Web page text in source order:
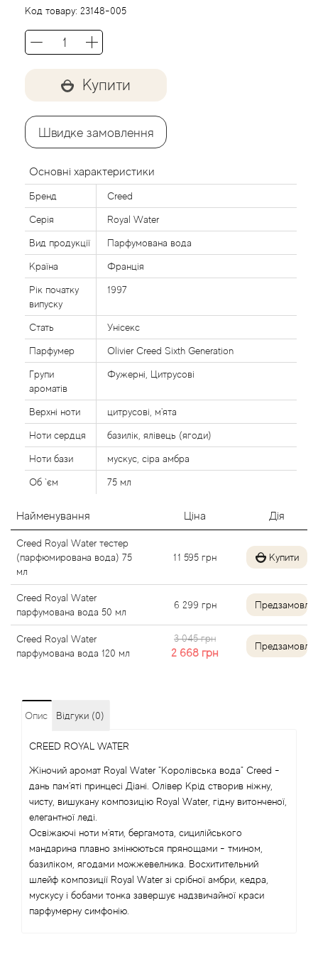
Код товару: 23148-005
Купити
Швидке замовлення
Основні характеристики
Бренд Creed
Серія Royal Water
Вид продукції Парфумована вода
Країна Франція
Рік початку
випуску
1997
Стать Унісекс
Парфумер Olivier Creed Sixth Generation
Групи
ароматів
Фужерні, Цитрусові
Верхні ноти цитрусові, м'ята
Ноти сердця базилік, ялівець (ягоди)
Ноти бази мускус, сіра амбра
Об `єм 75 мл
Найменування Ціна Дія
Creed Royal Water тестер
(парфюмирована вода) 75
мл
11 595 грн Купити
Creed Royal Water
парфумована вода 50 мл
6 299 грн
Creed Royal Water
парфумована вода 120 мл
3 045 грн
2 668 грн
Опис Відгуки (0)
CREED ROYAL WATER
Жіночий аромат Royal Water "Королівська вода" Creed -
дань пам'яті принцесі Діані. Олівер Крід створив ніжну,
чисту, вишукану композицію Royal Water, гідну витонченої,
елегантної леді.
Освіжаючі ноти м'яти, бергамота, сицилійського
мандарина плавно змінюються прянощами - тмином,
базиліком, ягодами можжевелника. Восхитительний
шлейф композиції Royal Water зі срібної амбри, кедра,
мускусу і бобами тонка завершує надзвичайної краси
парфумерну симфонію.
Agent Provocateur
Agonist
Aj Arabia (Widian)
Al Haramain
Al Jazeera
Alaia Paris
Alexander McQueen
Alexandre Barthet
Alexandre J
Alfred Dunhill
Alyson Oldoini
Alyssa Ashley
American Crew
Amouage
Amouroud
Andre L'Arom
Angel Schlesser
Anima Mundi
Annayake
Anne Fontaine
Antonia's Flowers
Antonio Banderas